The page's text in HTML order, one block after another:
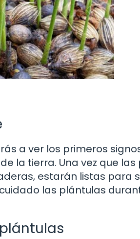
a ver los primeros
la tierra. Una vez que
estarán listas para
las plántulas